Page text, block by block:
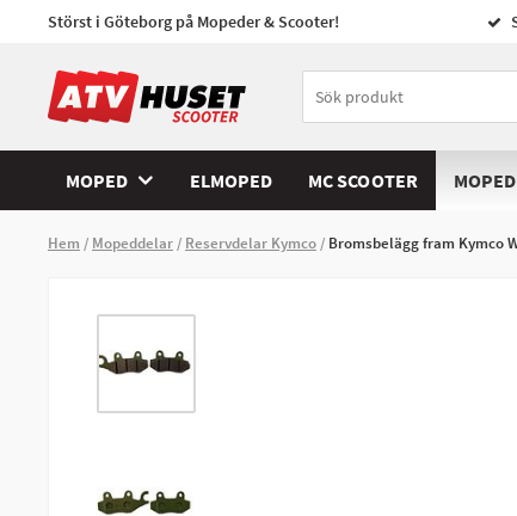
Störst i Göteborg på Mopeder & Scooter!
MOPED ELMOPED MC SCOOTER
Hem Mopeddelar Reservdelar Kymco Bromsbelägg fram Kymco